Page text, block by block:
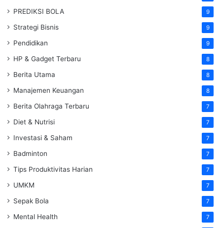
PREDIKSI BOLA 9
Strategi Bisnis 9
Pendidikan 9
HP & Gadget Terbaru 8
Berita Utama 8
Manajemen Keuangan 8
Berita Olahraga Terbaru 7
Diet & Nutrisi 7
Investasi & Saham 7
Badminton 7
Tips Produktivitas Harian 7
UMKM 7
Sepak Bola 7
Mental Health 7